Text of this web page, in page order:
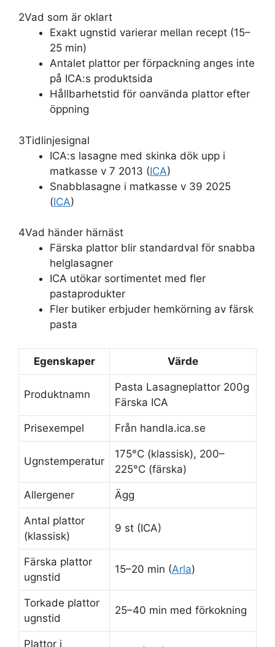
2Vad som är oklart
Exakt ugnstid varierar mellan recept (15–
25 min)
Antalet plattor per förpackning anges inte
på ICA:s produktsida
Hållbarhetstid för oanvända plattor efter
öppning
3Tidlinjesignal
ICA:s lasagne med skinka dök upp i
matkasse v 7 2013 (ICA)
Snabblasagne i matkasse v 39 2025
(ICA)
4Vad händer härnäst
Färska plattor blir standardval för snabba
helglasagner
ICA utökar sortimentet med fler
pastaprodukter
Fler butiker erbjuder hemkörning av färsk
pasta
Egenskaper Värde
Produktnamn
Pasta Lasagneplattor 200g
Färska ICA
Prisexempel Från handla.ica.se
Ugnstemperatur
175°C (klassisk), 200–
225°C (färska)
Allergener Ägg
Antal plattor
(klassisk)
9 st (ICA)
Färska plattor
ugnstid
15–20 min (Arla)
Torkade plattor
ugnstid
25–40 min med förkokning
Plattor i